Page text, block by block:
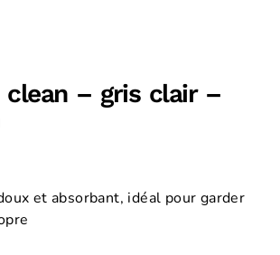
clean – gris clair –
et absorbant, idéal pour garder